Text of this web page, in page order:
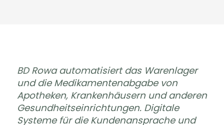
BD Rowa automatisiert das Warenlager
und die Medikamentenabgabe von
Apotheken, Krankenhäusern und anderen
Gesundheitseinrichtungen. Digitale
Systeme für die Kundenansprache und